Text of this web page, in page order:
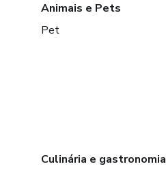
Animais e Pets
Pet
Culinária e gastronomia